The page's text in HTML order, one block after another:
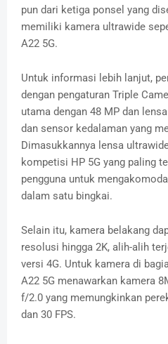
pun dari ketiga ponsel yang
memiliki kamera ultrawide
A22 5G.
Untuk informasi lebih lanjut,
dengan pengaturan Triple
utama dengan 48 MP dan
dan sensor kedalaman yang
Dimasukkannya lensa
kompetisi HP 5G yang paling
pengguna untuk
dalam satu bingkai.
Selain itu, kamera belakang
resolusi hingga 2K, alih-alih
versi 4G. Untuk kamera di
A22 5G menawarkan kamera
f/2.0 yang memungkinkan
dan 30 FPS.